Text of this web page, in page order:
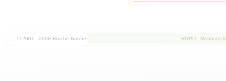
© 2001 - 2008 Bruche Nature RGPD- Mentions